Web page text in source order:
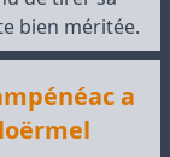
bien méritée.
a